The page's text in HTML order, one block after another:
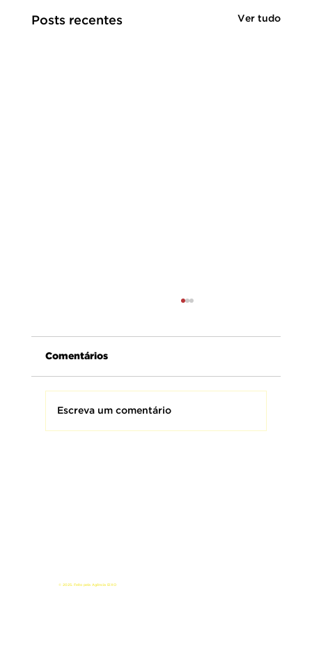
Posts recentes Ver tudo
Comentários
Escreva um comentário
© 2025. Feito pela Agência EIXO